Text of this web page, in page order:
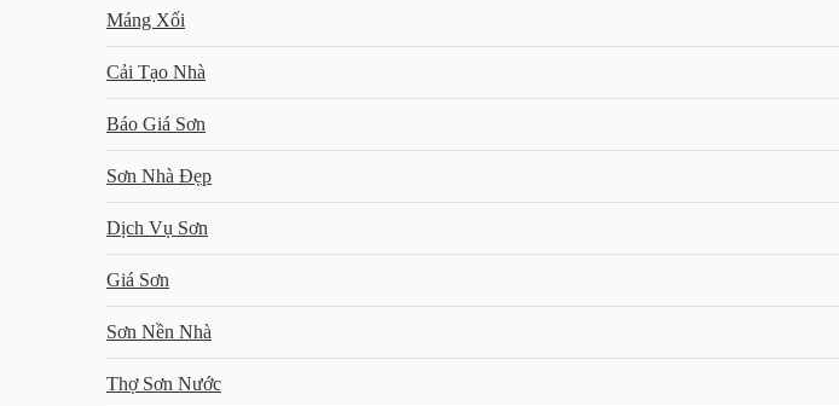
Máng Xối
Cải Tạo Nhà
Báo Giá Sơn
Sơn Nhà Đẹp
Dịch Vụ Sơn
Giá Sơn
Sơn Nền Nhà
Thợ Sơn Nước